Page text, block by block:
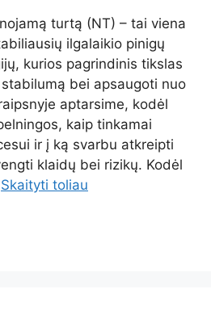
turtą (NT) – tai viena
ilgalaikio pinigų
kurios pagrindinis tikslas
bei apsaugoti nuo
aptarsime, kodėl
kaip tinkamai
ir į ką svarbu atkreipti
klaidų bei rizikų. Kodėl
Skaityti toliau